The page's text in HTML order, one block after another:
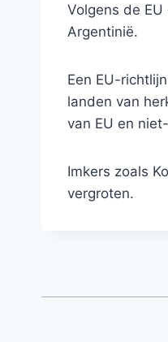
Volgens de
Argentinië.
Een EU-
landen van
van EU en
Imkers zoals
vergroten.